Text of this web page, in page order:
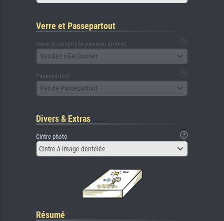
Verre et Passepartout
verre (y compris le panneau arrière)
Veuillez sélectionner
Passepartout
Pas de Passepartout
Divers & Extras
Cintre photo
Cintre à image dentelée
Résumé